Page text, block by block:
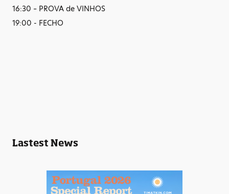
16:30 – PROVA de VINHOS
19:00 - FECHO
Lastest News